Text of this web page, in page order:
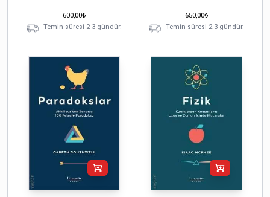
600,00₺
Temin süresi 2-3 gündür.
650,00₺
Temin süresi 2-3 gündür.